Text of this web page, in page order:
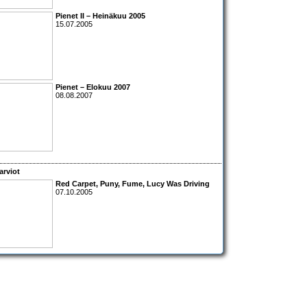
Pienet II – Heinäkuu 2005
15.07.2005
Pienet – Elokuu 2007
08.08.2007
Red Carpet, Puny, Fume, Lucy Was Driving
07.10.2005